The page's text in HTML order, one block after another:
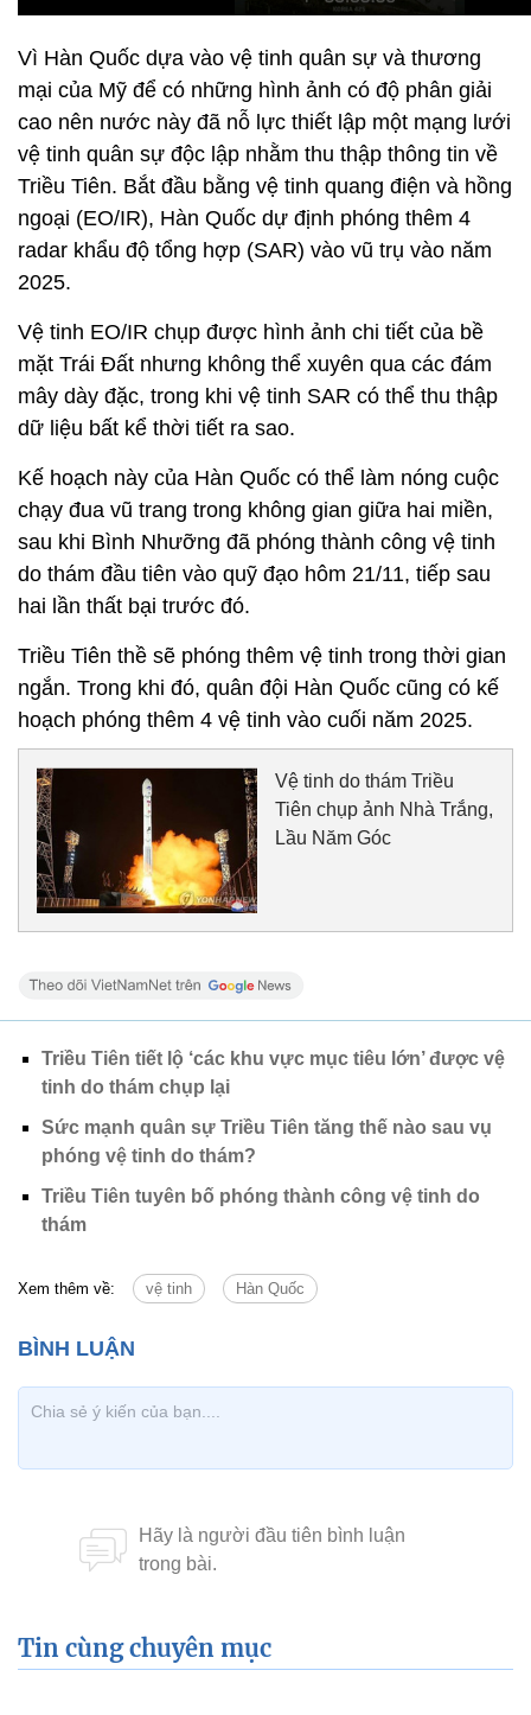
Vì Hàn Quốc dựa vào vệ tinh quân sự và thương
mại của Mỹ để có những hình ảnh có độ phân giải
cao nên nước này đã nỗ lực thiết lập một mạng lưới
vệ tinh quân sự độc lập nhằm thu thập thông tin về
Triều Tiên. Bắt đầu bằng vệ tinh quang điện và hồng
ngoại (EO/IR), Hàn Quốc dự định phóng thêm 4
radar khẩu độ tổng hợp (SAR) vào vũ trụ vào năm
2025.
Vệ tinh EO/IR chụp được hình ảnh chi tiết của bề
mặt Trái Đất nhưng không thể xuyên qua các đám
mây dày đặc, trong khi vệ tinh SAR có thể thu thập
dữ liệu bất kể thời tiết ra sao.
Kế hoạch này của Hàn Quốc có thể làm nóng cuộc
chạy đua vũ trang trong không gian giữa hai miền,
sau khi Bình Nhưỡng đã phóng thành công vệ tinh
do thám đầu tiên vào quỹ đạo hôm 21/11, tiếp sau
hai lần thất bại trước đó.
Triều Tiên thề sẽ phóng thêm vệ tinh trong thời gian
ngắn. Trong khi đó, quân đội Hàn Quốc cũng có kế
hoạch phóng thêm 4 vệ tinh vào cuối năm 2025.
Vệ tinh do thám Triều
Tiên chụp ảnh Nhà Trắng,
Lầu Năm Góc
Triều Tiên tiết lộ ‘các khu vực mục tiêu lớn’ được vệ
tinh do thám chụp lại
Sức mạnh quân sự Triều Tiên tăng thế nào sau vụ
phóng vệ tinh do thám?
Triều Tiên tuyên bố phóng thành công vệ tinh do
thám
Xem thêm về: vệ tinh Hàn Quốc
Tin cùng chuyên mục